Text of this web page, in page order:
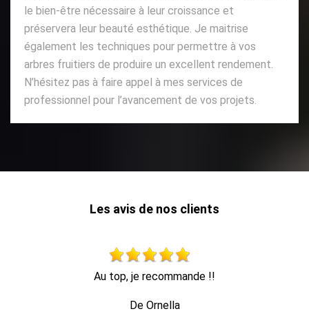
le bien-être nécessaire à leur croissance et
préservera leur beauté esthétique. Je maitrise
également les techniques pour permettre à vos
arbres fruitiers de produire un excellent rendement.
N’hésitez pas à faire appel à mes services de
professionnel pour l’avancement de vos projets.
Les avis de nos clients
Travail soigné, très professionnel et efficace. M. Hoffmann
ferai de nouveau appel à lui et le recommanderai sans